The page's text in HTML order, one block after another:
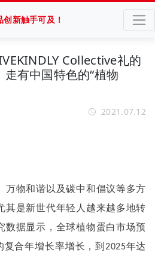
创新触手可及！
Collective礼的
有中国特色的“植物
2021.07.12
万物和谐以及碳中和倡议等多方
其是新世代年轻人越来越多地转
数据显示，全球植物蛋白市场预
复合年增长率增长，到2025年达